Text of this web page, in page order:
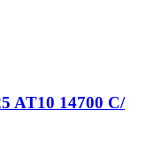
AT10 14700 C/